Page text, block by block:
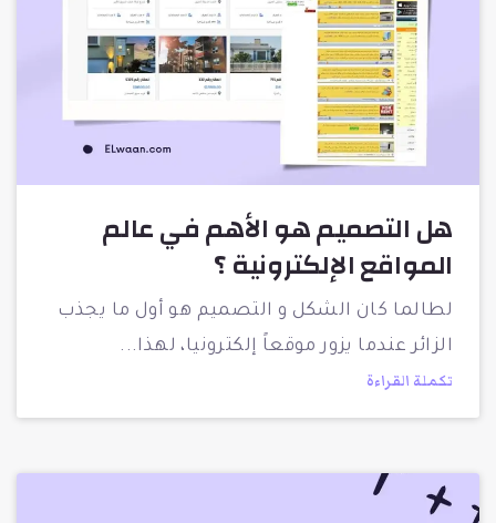
هل التصميم هو الأهم في عالم
المواقع الإلكترونية ؟
لطالما كان الشكل و التصميم هو أول ما يجذب
الزائر عندما يزور موقعاً إلكترونيا، لهذا
تكملة القراءة